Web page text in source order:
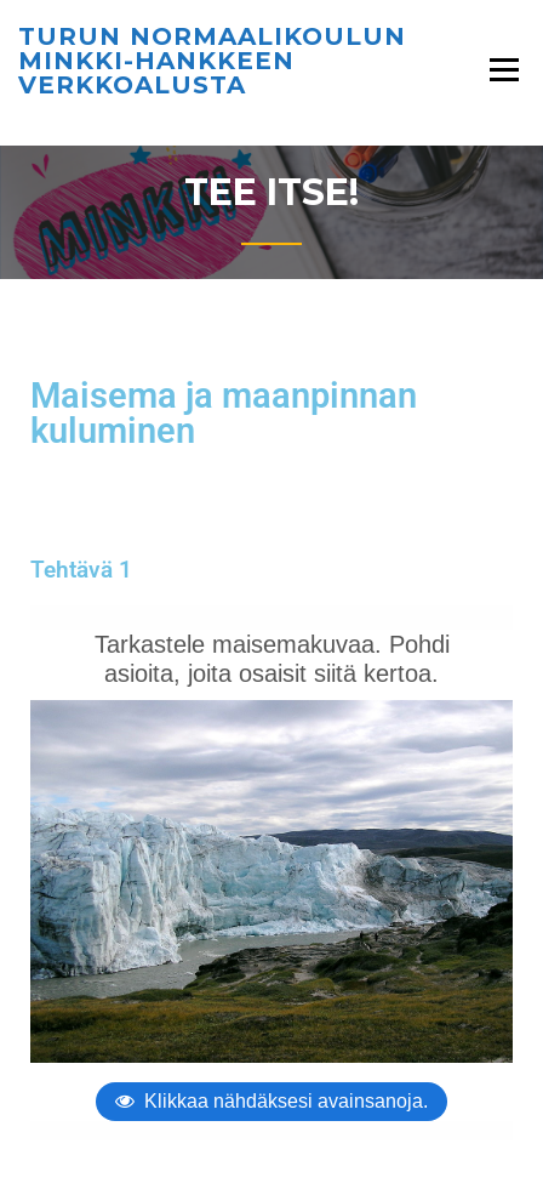
TURUN NORMAALIKOULUN
MINKKI-HANKKEEN
VERKKOALUSTA
TEE ITSE!
Maisema ja maanpinnan
kuluminen
Tehtävä 1